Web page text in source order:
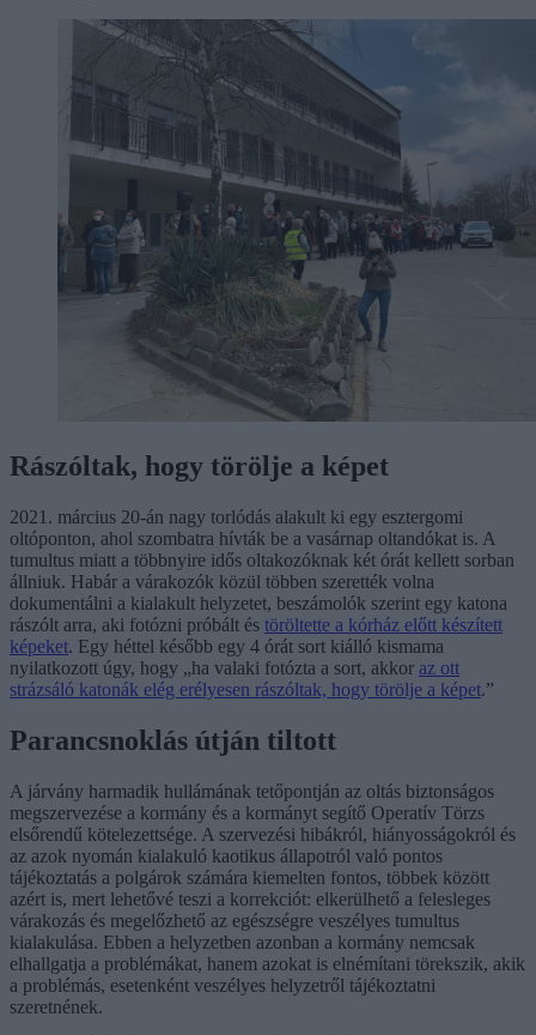
Rászóltak, hogy törölje a képet
2021. március 20-án nagy torlódás alakult ki egy esztergomi
oltóponton, ahol szombatra hívták be a vasárnap oltandókat is. A
tumultus miatt a többnyire idős oltakozóknak két órát kellett sorban
állniuk. Habár a várakozók közül többen szerették volna
dokumentálni a kialakult helyzetet, beszámolók szerint egy katona
rászólt arra, aki fotózni próbált és töröltette a kórház előtt készített
képeket. Egy héttel később egy 4 órát sort kiálló kismama
nyilatkozott úgy, hogy „ha valaki fotózta a sort, akkor az ott
strázsáló katonák elég erélyesen rászóltak, hogy törölje a képet.”
Parancsnoklás útján tiltott
A járvány harmadik hullámának tetőpontján az oltás biztonságos
megszervezése a kormány és a kormányt segítő Operatív Törzs
elsőrendű kötelezettsége. A szervezési hibákról, hiányosságokról és
az azok nyomán kialakuló kaotikus állapotról való pontos
tájékoztatás a polgárok számára kiemelten fontos, többek között
azért is, mert lehetővé teszi a korrekciót: elkerülhető a felesleges
várakozás és megelőzhető az egészségre veszélyes tumultus
kialakulása. Ebben a helyzetben azonban a kormány nemcsak
elhallgatja a problémákat, hanem azokat is elnémítani törekszik, akik
a problémás, esetenként veszélyes helyzetről tájékoztatni
szeretnének.